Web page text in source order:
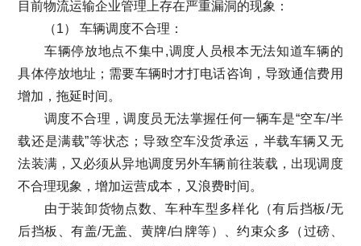
目前物流运输企业管理上存在严重漏洞的现象：
（1） 车辆调度不合理：
车辆停放地点不集中,调度人员根本无法知道车辆的
具体停放地址；需要车辆时才打电话咨询，导致通信费用
增加，拖延时间。
调度不合理，调度员无法掌握任何一辆车是“空车/半
载还是满载”等状态；导致空车没货承运，半载车辆又无
法装满，又必须从异地调度另外车辆前往装载，出现调度
不合理现象，增加运营成本，又浪费时间。
由于装卸货物点数、车种车型多样化（有后挡板/无
后挡板、有盖/无盖、黄牌/白牌等）、约束众多（过磅、